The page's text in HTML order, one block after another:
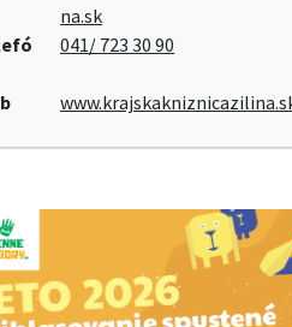
na.sk
041/ 723 30 90